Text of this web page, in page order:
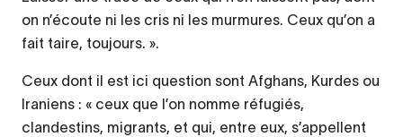
on n’écoute ni les cris ni les murmures. Ceux qu’on a
fait taire, toujours. ».
Ceux dont il est ici question sont Afghans, Kurdes ou
Iraniens : « ceux que l’on nomme réfugiés,
clandestins, migrants, et qui, entre eux, s’appellent